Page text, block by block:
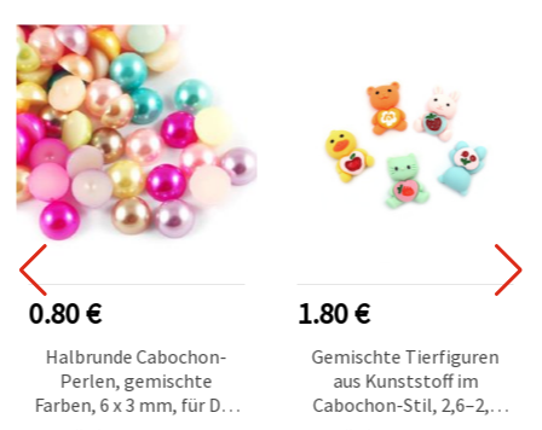
0.80 €
Halbrunde Cabochon-
Perlen, gemischte
Farben, 6 x 3 mm, für DIY,
1.80 €
Gemischte Tierfiguren
aus Kunststoff im
Cabochon-Stil, 2,6–2,8